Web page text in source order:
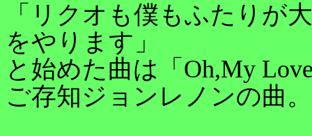
「リクオも僕もふたりが
をやります」
と始めた曲は「Oh,My
ご存知ジョンレノンの曲。